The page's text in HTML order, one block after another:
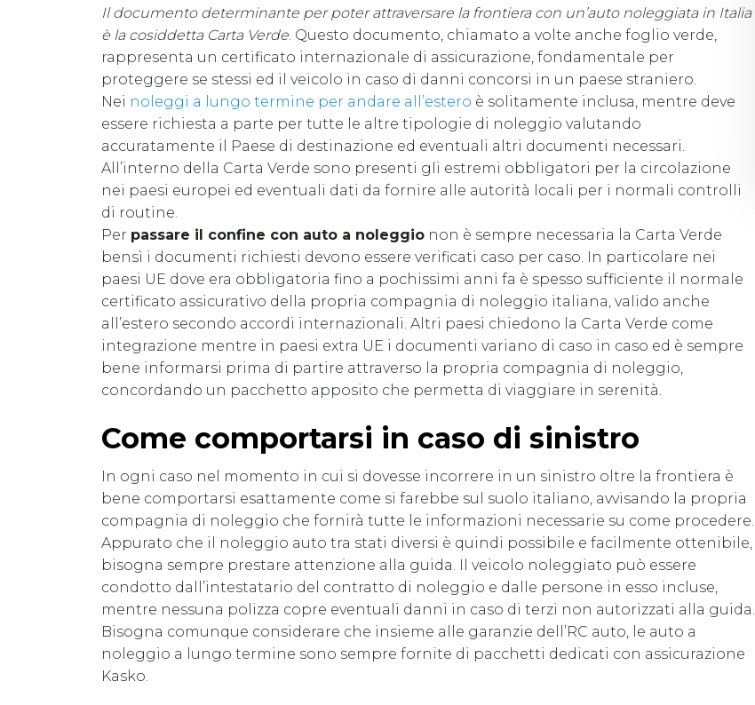
Il documento determinante per poter attraversare la frontiera con un’auto noleggiata in Italia
è la cosiddetta Carta Verde. Questo documento, chiamato a volte anche foglio verde,
rappresenta un certificato internazionale di assicurazione, fondamentale per
proteggere se stessi ed il veicolo in caso di danni concorsi in un paese straniero.
Nei noleggi a lungo termine per andare all’estero è solitamente inclusa, mentre deve
essere richiesta a parte per tutte le altre tipologie di noleggio valutando
accuratamente il Paese di destinazione ed eventuali altri documenti necessari.
All’interno della Carta Verde sono presenti gli estremi obbligatori per la circolazione
nei paesi europei ed eventuali dati da fornire alle autorità locali per i normali controlli
di routine.
Per passare il confine con auto a noleggio non è sempre necessaria la Carta Verde
bensì i documenti richiesti devono essere verificati caso per caso. In particolare nei
paesi UE dove era obbligatoria fino a pochissimi anni fa è spesso sufficiente il normale
certificato assicurativo della propria compagnia di noleggio italiana, valido anche
all’estero secondo accordi internazionali. Altri paesi chiedono la Carta Verde come
integrazione mentre in paesi extra UE i documenti variano di caso in caso ed è sempre
bene informarsi prima di partire attraverso la propria compagnia di noleggio,
concordando un pacchetto apposito che permetta di viaggiare in serenità.
Come comportarsi in caso di sinistro
In ogni caso nel momento in cui si dovesse incorrere in un sinistro oltre la frontiera è
bene comportarsi esattamente come si farebbe sul suolo italiano, avvisando la propria
compagnia di noleggio che fornirà tutte le informazioni necessarie su come procedere.
Appurato che il noleggio auto tra stati diversi è quindi possibile e facilmente ottenibile,
bisogna sempre prestare attenzione alla guida. Il veicolo noleggiato può essere
condotto dall’intestatario del contratto di noleggio e dalle persone in esso incluse,
mentre nessuna polizza copre eventuali danni in caso di terzi non autorizzati alla guida.
Bisogna comunque considerare che insieme alle garanzie dell’RC auto, le auto a
noleggio a lungo termine sono sempre fornite di pacchetti dedicati con assicurazione
Kasko.